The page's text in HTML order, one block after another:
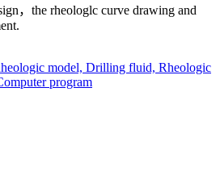
，the rheologlc curve drawing and
model, Drilling fluid, Rheologic
program